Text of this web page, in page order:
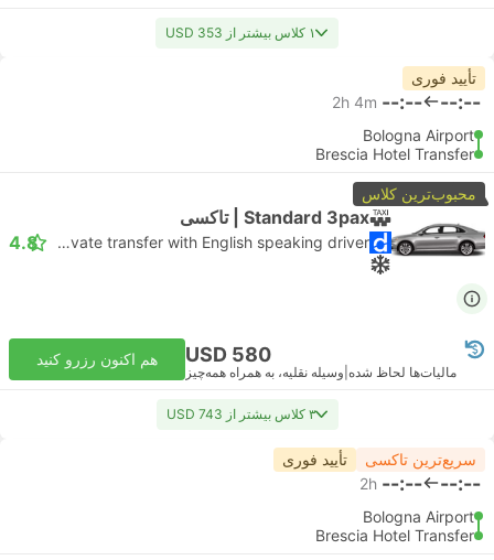
۱ کلاس بیشتر از USD 353
تأیید فوری
--:--
--:--
2h 4m
Bologna Airport
Brescia Hotel Transfer
محبوب‌ترین کلاس
Standard 3pax | تاکسی
Daytrip private transfer with English speaking driver
4.8
USD 580
مالیات‌ها لحاظ شده وسیله نقلیه، به همراه همه‌چیز
هم اکنون رزرو کنید
۳ کلاس بیشتر از USD 743
سریع‌ترین تاکسی تأیید فوری
--:--
--:--
2h
Bologna Airport
Brescia Hotel Transfer